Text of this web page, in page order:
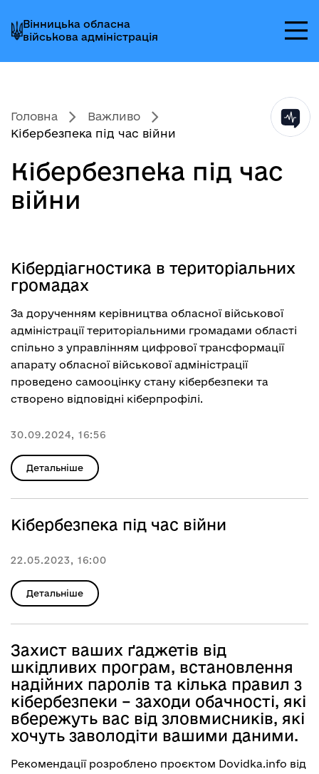
до
головного
меню
до
головного
вмісту
до
головного
колонтитула
Вінницька обласна
військова адміністрація
Головна
Важливо
Кібербезпека під час війни
Кібербезпека під час
війни
Кібердіагностика в територіальних
громадах
За дорученням керівництва обласної військової
адміністрації територіальними громадами області
спільно з управлінням цифрової трансформації
апарату обласної військової адміністрації
проведено самооцінку стану кібербезпеки та
створено відповідні кіберпрофілі.
30.09.2024, 16:56
Детальніше
Кібербезпека під час війни
22.05.2023, 16:00
Детальніше
Захист ваших ґаджетів від
шкідливих програм, встановлення
надійних паролів та кілька правил з
кібербезпеки – заходи обачності, які
вбережуть вас від зловмисників, які
хочуть заволодіти вашими даними.
Рекомендації розроблено проєктом Dovidka.info від